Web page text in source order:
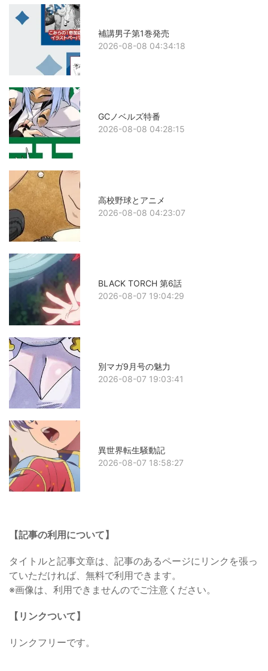
補講男子第1巻発売
2026-08-08 04:34:18
GCノベルズ特番
2026-08-08 04:28:15
高校野球とアニメ
2026-08-08 04:23:07
BLACK TORCH 第6話
2026-08-07 19:04:29
別マガ9月号の魅力
2026-08-07 19:03:41
異世界転生騒動記
2026-08-07 18:58:27
【記事の利用について】
タイトルと記事文章は、記事のあるページにリンクを張っ
ていただければ、無料で利用できます。
※画像は、利用できませんのでご注意ください。
【リンクついて】
リンクフリーです。